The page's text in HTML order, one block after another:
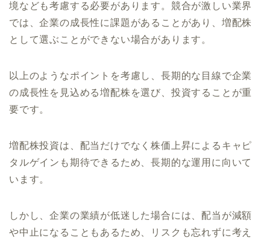
境なども考慮する必要があります。競合が激しい業界
では、企業の成長性に課題があることがあり、増配株
として選ぶことができない場合があります。
以上のようなポイントを考慮し、長期的な目線で企業
の成長性を見込める増配株を選び、投資することが重
要です。
増配株投資は、配当だけでなく株価上昇によるキャピ
タルゲインも期待できるため、長期的な運用に向いて
います。
しかし、企業の業績が低迷した場合には、配当が減額
や中止になることもあるため、リスクも忘れずに考え